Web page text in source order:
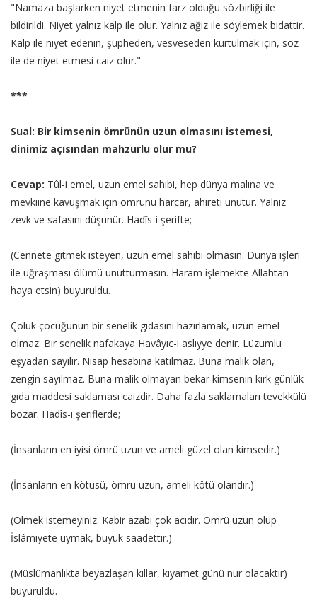
"Namaza başlarken niyet etmenin farz olduğu sözbirliği ile
bildirildi. Niyet yalnız kalp ile olur. Yalnız ağız ile söylemek bidattir.
Kalp ile niyet edenin, şüpheden, vesveseden kurtulmak için, söz
ile de niyet etmesi caiz olur."
***
Sual: Bir kimsenin ömrünün uzun olmasını istemesi,
dinimiz açısından mahzurlu olur mu?
Cevap: Tûl-i emel, uzun emel sahibi, hep dünya malına ve
mevkiine kavuşmak için ömrünü harcar, ahireti unutur. Yalnız
zevk ve safasını düşünür. Hadîs-i şerifte;
(Cennete gitmek isteyen, uzun emel sahibi olmasın. Dünya işleri
ile uğraşması ölümü unutturmasın. Haram işlemekte Allahtan
haya etsin) buyuruldu.
Çoluk çocuğunun bir senelik gıdasını hazırlamak, uzun emel
olmaz. Bir senelik nafakaya Havâyıc-i aslıyye denir. Lüzumlu
eşyadan sayılır. Nisap hesabına katılmaz. Buna malik olan,
zengin sayılmaz. Buna malik olmayan bekar kimsenin kırk günlük
gıda maddesi saklaması caizdir. Daha fazla saklamaları tevekkülü
bozar. Hadîs-i şeriflerde;
(İnsanların en iyisi ömrü uzun ve ameli güzel olan kimsedir.)
(İnsanların en kötüsü, ömrü uzun, ameli kötü olandır.)
(Ölmek istemeyiniz. Kabir azabı çok acıdır. Ömrü uzun olup
İslâmiyete uymak, büyük saadettir.)
(Müslümanlıkta beyazlaşan kıllar, kıyamet günü nur olacaktır)
buyuruldu.